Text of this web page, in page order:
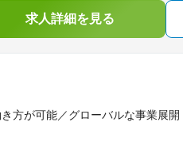
求人詳細を見る
方が可能／グローバルな事業展開